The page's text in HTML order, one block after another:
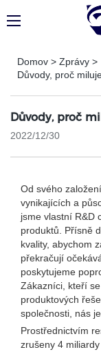
Domov > Zprávy >
Důvody, proč
Důvody, proč
2022/12/30
Od svého
vynikajících a
jsme vlastní R&D
produktů. Přísně
kvality, abychom
překračují
poskytujeme
Zákazníci, kteří
produktových
společnosti, nás
Prostřednictvím
zrušeny 4